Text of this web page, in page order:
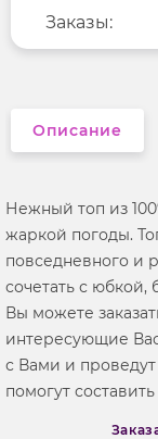
Длина рукава
Вырез горловины
Заказы:
Описание
Нежный топ из
жаркой погоды.
повседневного и
сочетать с
Вы можете
интересующие
с Вами и
помогут